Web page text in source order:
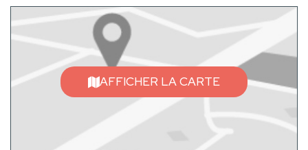
AFFICHER LA CARTE